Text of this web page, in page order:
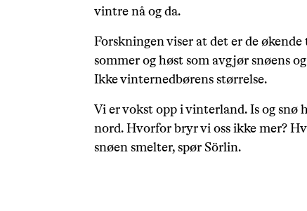
vintre nå og da.
Forskningen viser at det er de
sommer og høst som avgjør snøens
Ikke vinternedbørens størrelse.
Vi er vokst opp i vinterland. Is og snø
nord. Hvorfor bryr vi oss ikke mer?
snøen smelter, spør Sörlin.